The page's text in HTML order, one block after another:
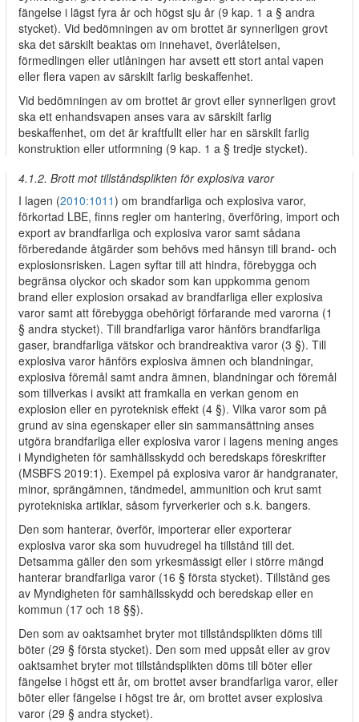
fängelse i lägst fyra år och högst sju år (9 kap. 1 a § andra
stycket). Vid bedömningen av om brottet är synnerligen grovt
ska det särskilt beaktas om innehavet, överlåtelsen,
förmedlingen eller utlåningen har avsett ett stort antal vapen
eller flera vapen av särskilt farlig beskaffenhet.
Vid bedömningen av om brottet är grovt eller synnerligen grovt
ska ett enhandsvapen anses vara av särskilt farlig
beskaffenhet, om det är kraftfullt eller har en särskilt farlig
konstruktion eller utformning (9 kap. 1 a § tredje stycket).
4.1.2. Brott mot tillståndsplikten för explosiva varor
I lagen (2010:1011) om brandfarliga och explosiva varor,
förkortad LBE, finns regler om hantering, överföring, import och
export av brandfarliga och explosiva varor samt sådana
förberedande åtgärder som behövs med hänsyn till brand- och
explosionsrisken. Lagen syftar till att hindra, förebygga och
begränsa olyckor och skador som kan uppkomma genom
brand eller explosion orsakad av brandfarliga eller explosiva
varor samt att förebygga obehörigt förfarande med varorna (1
§ andra stycket). Till brandfarliga varor hänförs brandfarliga
gaser, brandfarliga vätskor och brandreaktiva varor (3 §). Till
explosiva varor hänförs explosiva ämnen och blandningar,
explosiva föremål samt andra ämnen, blandningar och föremål
som tillverkas i avsikt att framkalla en verkan genom en
explosion eller en pyroteknisk effekt (4 §). Vilka varor som på
grund av sina egenskaper eller sin sammansättning anses
utgöra brandfarliga eller explosiva varor i lagens mening anges
i Myndigheten för samhällsskydd och beredskaps föreskrifter
(MSBFS 2019:1). Exempel på explosiva varor är handgranater,
minor, sprängämnen, tändmedel, ammunition och krut samt
pyrotekniska artiklar, såsom fyrverkerier och s.k. bangers.
Den som hanterar, överför, importerar eller exporterar
explosiva varor ska som huvudregel ha tillstånd till det.
Detsamma gäller den som yrkesmässigt eller i större mängd
hanterar brandfarliga varor (16 § första stycket). Tillstånd ges
av Myndigheten för samhällsskydd och beredskap eller en
kommun (17 och 18 §§).
Den som av oaktsamhet bryter mot tillståndsplikten döms till
böter (29 § första stycket). Den som med uppsåt eller av grov
oaktsamhet bryter mot tillståndsplikten döms till böter eller
fängelse i högst ett år, om brottet avser brandfarliga varor, eller
böter eller fängelse i högst tre år, om brottet avser explosiva
varor (29 § andra stycket).